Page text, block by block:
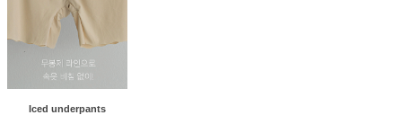
Iced underpants